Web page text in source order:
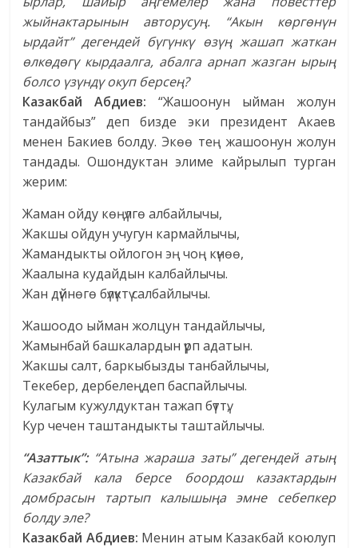
жыйнактарынын авторусуң. “Акын көргөнүн
ырдайт” дегендей бүгүнкү өзүң жашап жаткан
өлкөдөгү кырдаалга, абалга арнап жазган ырың
болсо үзүндү окуп берсең?
Казакбай Абдиев: “Жашоонун ыйман жолун
тандайбыз” деп бизде эки президент Акаев
менен Бакиев болду. Экөө тең жашоонун жолун
тандады. Ошондуктан элиме кайрылып турган
жерим:
Жаман ойду көңүлгө албайлычы,
Жакшы ойдун учугун кармайлычы,
Жамандыкты ойлогон эң чоң күнөө,
Жаалына кудайдын калбайлычы.
Жан дүйнөгө бүлүктү салбайлычы.
Жашоодо ыйман жолцун тандайлычы,
Жамынбай башкалардын үрп адатын.
Жакшы салт, баркыбызды танбайлычы,
Текебер, дербелеңдеп баспайлычы.
Кулагым кужулдуктан тажап бүттү,
Кур чечен таштандыкты таштайлычы.
“Азаттык”: “Атына жараша заты” дегендей атың
Казакбай кала берсе боордош казактардын
домбрасын тартып калышыңа эмне себепкер
болду эле?
Казакбай Абдиев: Менин атым Казакбай коюлуп